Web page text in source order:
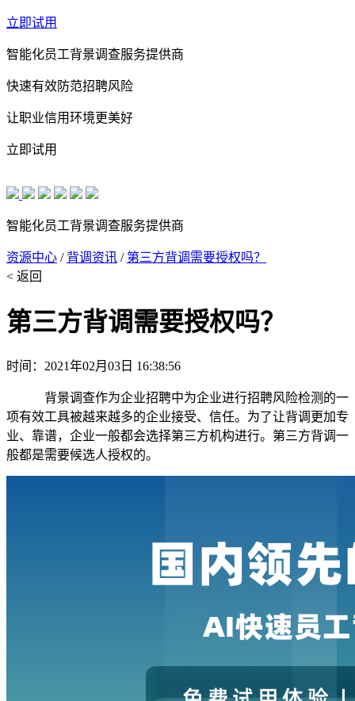
立即试用
智能化员工背景调查服务提供商
快速有效防范招聘风险
让职业信用环境更美好
立即试用
智能化员工背景调查服务提供商
资源中心 / 背调资讯 / 第三方背调需要授权吗？
< 返回
第三方背调需要授权吗？
时间：2021年02月03日 16:38:56
背景调查作为企业招聘中为企业进行招聘风险检测的一
项有效工具被越来越多的企业接受、信任。为了让背调更加专
业、靠谱，企业一般都会选择第三方机构进行。第三方背调一
般都是需要候选人授权的。